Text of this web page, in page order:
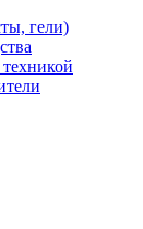
гели)